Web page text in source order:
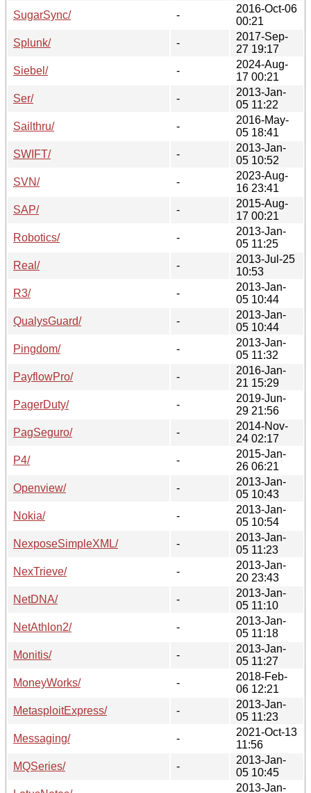
SugarSync/
-
2016-Oct-06
00:21
Splunk/
-
2017-Sep-
27 19:17
Siebel/
-
2024-Aug-
17 00:21
Ser/
-
2013-Jan-
05 11:22
Sailthru/
-
2016-May-
05 18:41
SWIFT/
-
2013-Jan-
05 10:52
SVN/
-
2023-Aug-
16 23:41
SAP/
-
2015-Aug-
17 00:21
Robotics/
-
2013-Jan-
05 11:25
Real/
-
2013-Jul-25
10:53
R3/
-
2013-Jan-
05 10:44
QualysGuard/
-
2013-Jan-
05 10:44
Pingdom/
-
2013-Jan-
05 11:32
PayflowPro/
-
2016-Jan-
21 15:29
PagerDuty/
-
2019-Jun-
29 21:56
PagSeguro/
-
2014-Nov-
24 02:17
P4/
-
2015-Jan-
26 06:21
Openview/
-
2013-Jan-
05 10:43
Nokia/
-
2013-Jan-
05 10:54
NexposeSimpleXML/
-
2013-Jan-
05 11:23
NexTrieve/
-
2013-Jan-
20 23:43
NetDNA/
-
2013-Jan-
05 11:10
NetAthlon2/
-
2013-Jan-
05 11:18
Monitis/
-
2013-Jan-
05 11:27
MoneyWorks/
-
2018-Feb-
06 12:21
MetasploitExpress/
-
2013-Jan-
05 11:23
Messaging/
-
2021-Oct-13
11:56
MQSeries/
-
2013-Jan-
05 10:45
2013-Jan-